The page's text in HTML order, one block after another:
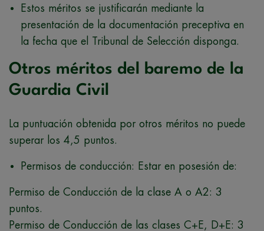
Estos méritos se justificarán mediante la
presentación de la documentación preceptiva en
la fecha que el Tribunal de Selección disponga.
Otros méritos del baremo de la
Guardia Civil
La puntuación obtenida por otros méritos no puede
superar los 4,5 puntos.
Permisos de conducción: Estar en posesión de:
Permiso de Conducción de la clase A o A2: 3
puntos.
Permiso de Conducción de las clases C+E, D+E: 3